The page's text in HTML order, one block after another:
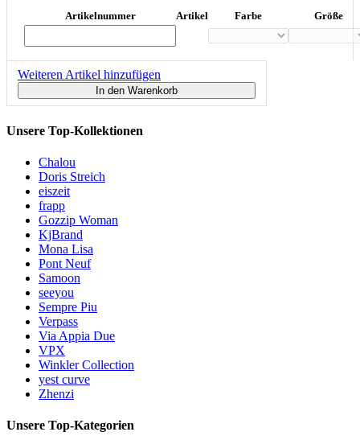
Artikelnummer Artikel Farbe Größe
Weiteren Artikel hinzufügen
In den Warenkorb
Unsere Top-Kollektionen
Chalou
Doris Streich
eiszeit
frapp
Gozzip Woman
KjBrand
Mona Lisa
Pont Neuf
Samoon
seeyou
Sempre Piu
Verpass
Via Appia Due
VPX
Winkler Collection
yest curve
Zhenzi
Unsere Top-Kategorien